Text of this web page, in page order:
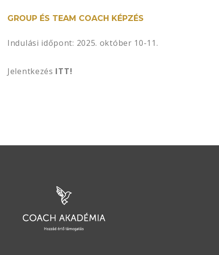
GROUP ÉS TEAM COACH KÉPZÉS
Indulási időpont: 2025. október 10-11.
Jelentkezés ITT!